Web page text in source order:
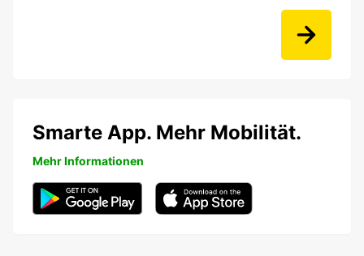
Smarte App. Mehr Mobilität.
Mehr Informationen